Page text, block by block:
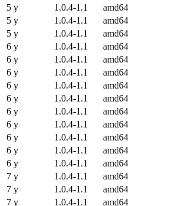
5 y
1.0.4-1.1 amd64
5 y
1.0.4-1.1 amd64
5 y
1.0.4-1.1 amd64
6 y
1.0.4-1.1 amd64
6 y
1.0.4-1.1 amd64
6 y
1.0.4-1.1 amd64
6 y
1.0.4-1.1 amd64
6 y
1.0.4-1.1 amd64
6 y
1.0.4-1.1 amd64
6 y
1.0.4-1.1 amd64
6 y
1.0.4-1.1 amd64
6 y
1.0.4-1.1 amd64
6 y
1.0.4-1.1 amd64
7 y
1.0.4-1.1 amd64
7 y
1.0.4-1.1 amd64
7 y
1.0.4-1.1 amd64